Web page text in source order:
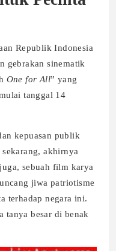
Republik Indonesia
gebrakan sinematik
One for All” yang
tanggal 14
kepuasan publik
akhirnya
sebuah film karya
jiwa patriotisme
terhadap negara ini.
tanya besar di benak